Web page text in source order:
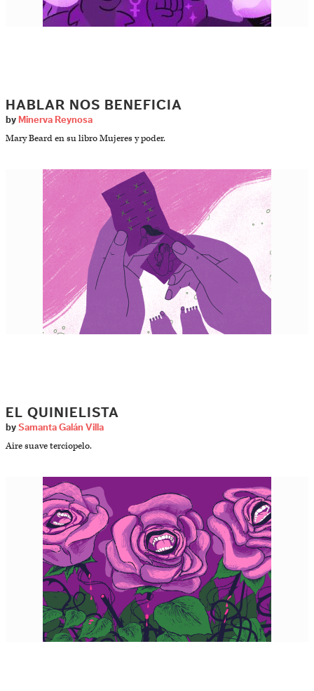
HABLAR NOS BENEFICIA
by Minerva Reynosa
Mary Beard en su libro Mujeres y poder.
EL QUINIELISTA
by Samanta Galán Villa
Aire suave terciopelo.